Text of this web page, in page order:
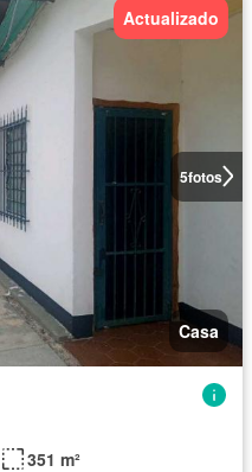
5fotos
Actualizado
Casa
351 m²